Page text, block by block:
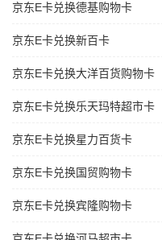
京东E卡兑换德基购物卡
京东E卡兑换新百卡
京东E卡兑换大洋百货购物卡
京东E卡兑换乐天玛特超市卡
京东E卡兑换星力百货卡
京东E卡兑换国贸购物卡
京东E卡兑换宾隆购物卡